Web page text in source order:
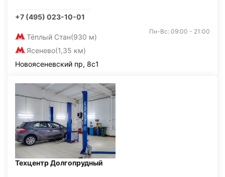
+7 (495) 023-10-01
Тёплый Стан(930 м)
Ясенево(1,35 км)
Пн-Вс: 09:00 - 21:00
Новоясеневский пр, 8с1
Техцентр Долгопрудный